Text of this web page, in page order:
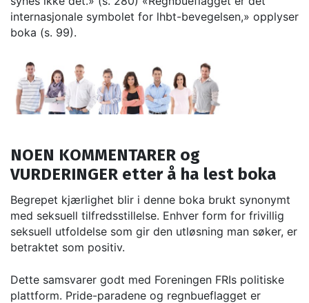
internasjonale symbolet for lhbt-bevegelsen,» opplyser
boka (s. 99).
NOEN KOMMENTARER og
VURDERINGER etter å ha lest boka
Begrepet kjærlighet blir i denne boka brukt synonymt
med seksuell tilfredsstillelse. Enhver form for frivillig
seksuell utfoldelse som gir den utløsning man søker, er
betraktet som positiv.
Dette samsvarer godt med Foreningen FRIs politiske
plattform. Pride-paradene og regnbueflagget er